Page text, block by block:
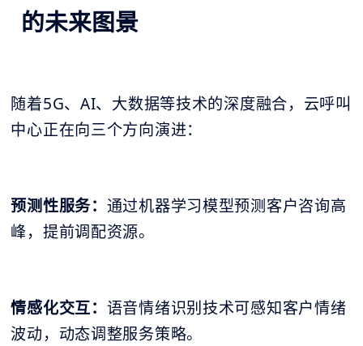
的未来图景
随着5G、AI、大数据等技术的深度融合，云呼叫
中心正在向三个方向演进：
预测性服务： 通过机器学习模型预测客户咨询高
峰，提前调配资源。
情感化交互： 语音情绪识别技术可感知客户情绪
波动，动态调整服务策略。